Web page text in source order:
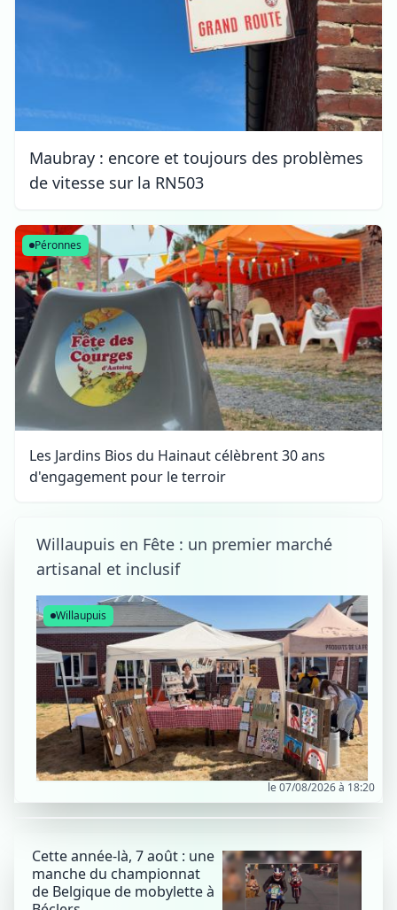
Maubray : encore et toujours des problèmes
de vitesse sur la RN503
Péronnes
Les Jardins Bios du Hainaut célèbrent 30 ans
d'engagement pour le terroir
Willaupuis en Fête : un premier marché
artisanal et inclusif
le 07/08/2026 à 18:20
Willaupuis
Cette année-là, 7 août : une
manche du championnat
de Belgique de mobylette à